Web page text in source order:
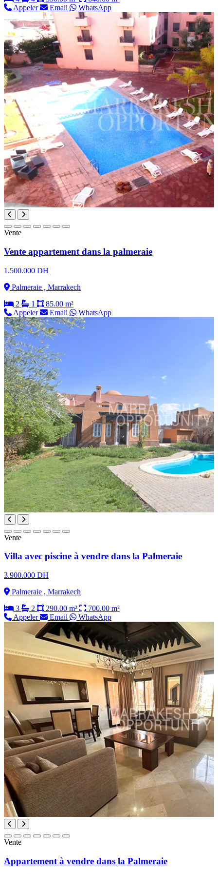
Appeler
Email WhatsApp
Vente
Vente appartement dans la palmeraie
1.500.000 DH
Palmeraie , Marrakech
2
1
85.00 m²
Appeler
Email WhatsApp
Vente
Villa avec piscine à vendre dans la Palmeraie
3.900.000 DH
Palmeraie , Marrakech
3
2 290.00 m²
700.00 m²
Appeler
Email WhatsApp
Vente
Appartement à vendre dans la Palmeraie